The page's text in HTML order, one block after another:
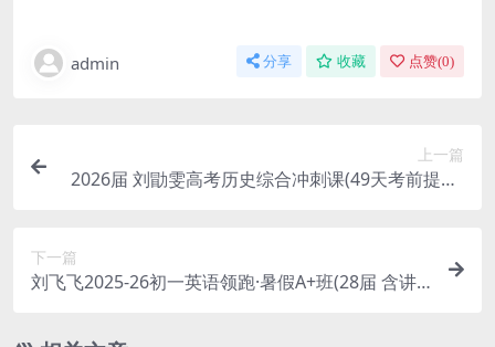
admin 分享 收藏 点赞(0)
上一篇
2026届 刘勖雯高考历史综合冲刺课(49天考前提分)
下一篇
刘飞飞2025-26初一英语领跑·暑假A+班(28届 含讲